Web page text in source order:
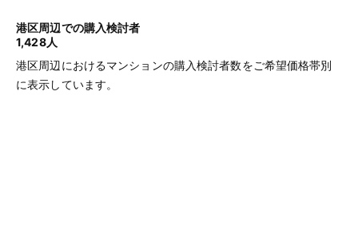
港区周辺での購入検討者
1,428人
港区周辺におけるマンションの購入検討者数をご希望価格帯別
に表示しています。